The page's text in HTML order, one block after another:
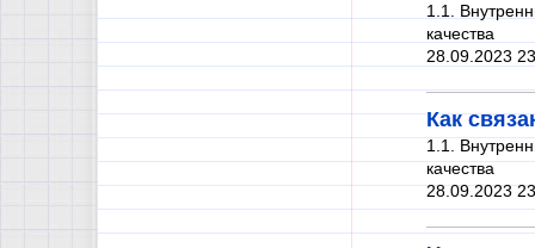
1.1.
качества
28.09.2023
Как
1.1.
качества
28.09.2023